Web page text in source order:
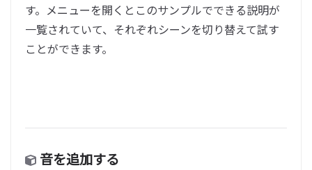
す。メニューを開くとこのサンプルでできる説明が
一覧されていて、それぞれシーンを切り替えて試す
ことができます。
音を追加する